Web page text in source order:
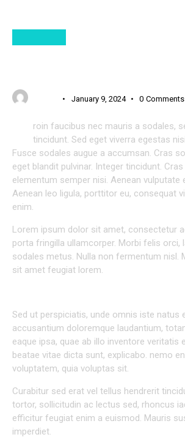
January 9, 2024 0 Comments
roin faucibus nec mauris a sodales,
tincidunt. Sed eget viverra egestas
Fusce sodales augue a accumsan. Cras
eget blandit pulvinar. Integer tincidunt.
elementum semper nisi. Aenean vulputate
Aenean leo ligula, porttitor eu, consequat
enim.
Lorem ipsum dolor sit amet, consectetur
porta fringilla ullamcorper. Morbi felis orci,
sodales metus. Nulla non fermentum nisl.
sit amet feugiat lorem.
Sed ut perspiciatis, unde omnis iste natus
accusantium doloremque laudantium,
eaque ipsa, quae ab illo inventore veritatis
beatae vitae dicta sunt, explicabo. nemo
voluptatem, quia voluptas sit.
Curabitur sed erat vel tellus hendrerit
tortor, sollicitudin ac lectus sed, rhoncus
efficitur feugiat enim a euismod. Mauris
imperdiet.